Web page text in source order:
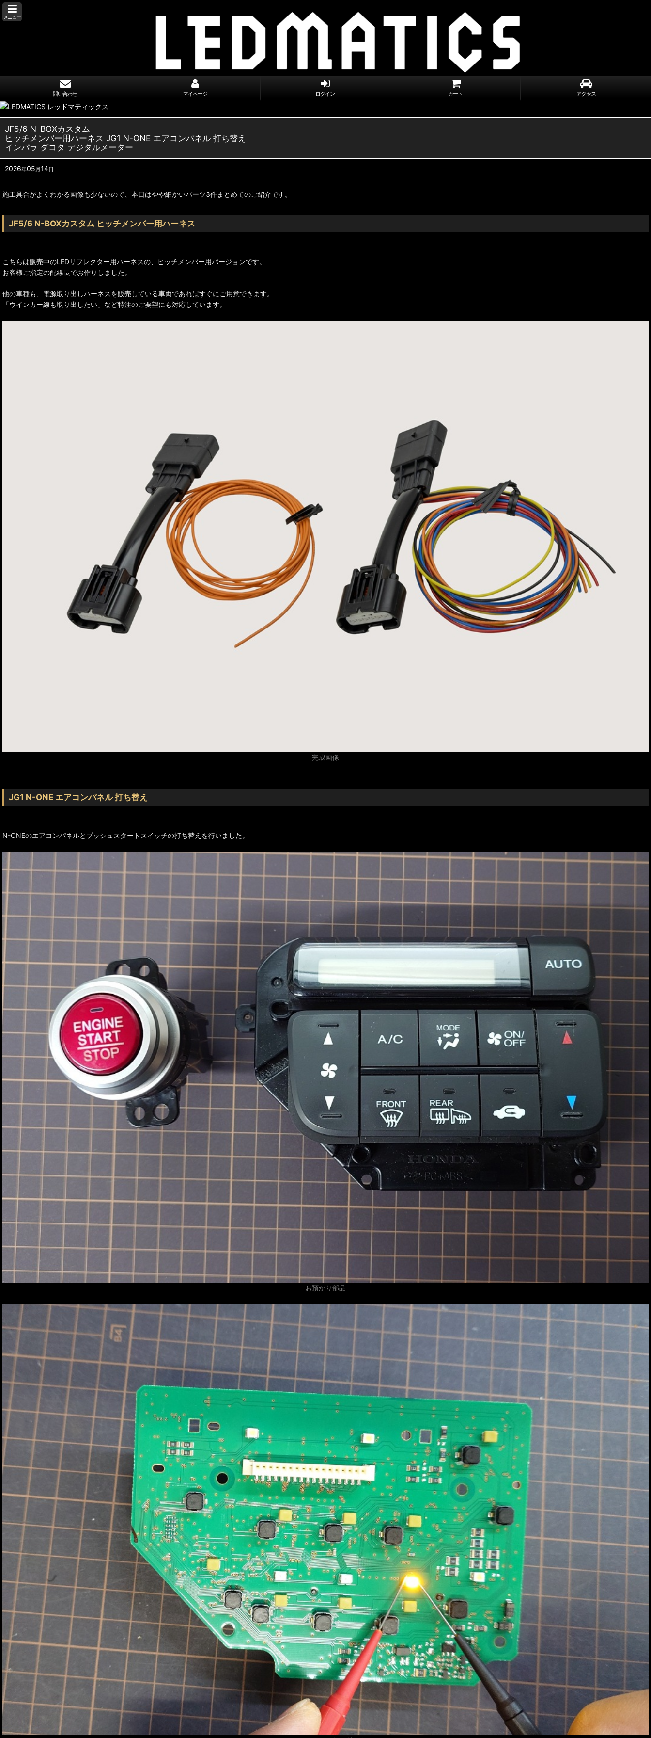
メニュー
問い合わせ マイページ ログイン カート アクセス
JF5/6 N-BOXカスタム
ヒッチメンバー用ハーネス JG1 N-ONE エアコンパネル 打ち替え
インパラ ダコタ デジタルメーター
2026年05 月 14日
施工具合がよくわかる画像も少ないので、本日はやや細かいパーツ3件まとめてのご紹介です。
JF5/6 N-BOXカスタム ヒッチメンバー用ハーネス
こちらは販売中のLEDリフレクター用ハーネスの、ヒッチメンバー用バージョンです。
お客様ご指定の配線長でお作りしました。
他の車種も、電源取り出しハーネスを販売している車両であればすぐにご用意できます。
「ウインカー線も取り出したい」など特注のご要望にも対応しています。
完成画像
JG1 N-ONE エアコンパネル 打ち替え
N-ONEのエアコンパネルとプッシュスタートスイッチの打ち替えを行いました。
お預かり部品